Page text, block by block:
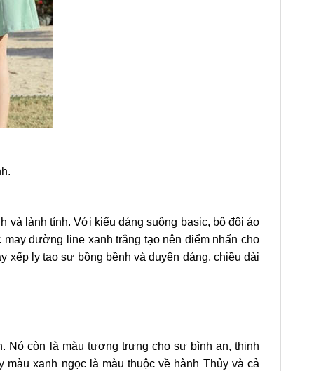
và lành tính. Với kiểu dáng suông basic, bộ đôi áo
đường line xanh trắng tạo nên điểm nhấn cho
xếp ly tạo sự bồng bềnh và duyên dáng, chiều dài
Nó còn là màu tượng trưng cho sự bình an, thịnh
xanh ngọc là màu thuộc về hành Thủy và cả